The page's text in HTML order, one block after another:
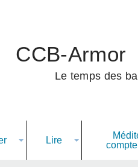
CCB-Armor
Le temps des
Lire